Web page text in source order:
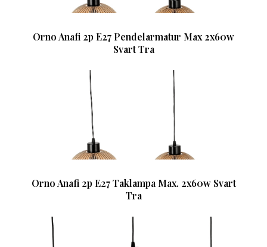
Orno Anafi 2p E27 Pendelarmatur Max 2x60w
Svart Tra
Orno Anafi 2p E27 Taklampa Max. 2x60w Svart
Tra